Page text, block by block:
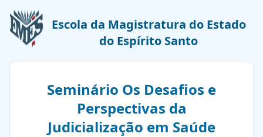
Escola da Magistratura do Estado
do Espírito Santo
Seminário Os Desafios e
Perspectivas da
Judicialização em Saúde